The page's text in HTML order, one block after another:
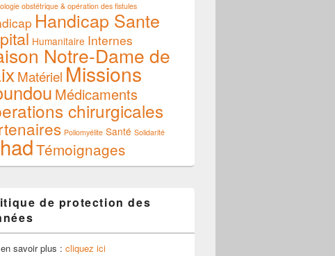
obstétrique & opération des fistules
Handicap Sante
Humanitaire Internes
Notre-Dame de
Matériel Missions
Médicaments
chirurgicales
Poliomyélite Santé Solidarité
Témoignages
de protection des
savoir plus : cliquez ici